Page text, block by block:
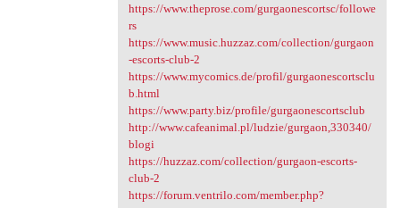
https://www.theprose.com/gurgaonescortsc/followe
rs
https://www.music.huzzaz.com/collection/gurgaon
-escorts-club-2
https://www.mycomics.de/profil/gurgaonescortsclu
b.html
https://www.party.biz/profile/gurgaonescortsclub
http://www.cafeanimal.pl/ludzie/gurgaon,330340/
blogi
https://huzzaz.com/collection/gurgaon-escorts-
club-2
https://forum.ventrilo.com/member.php?